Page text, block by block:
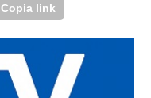
Copia link